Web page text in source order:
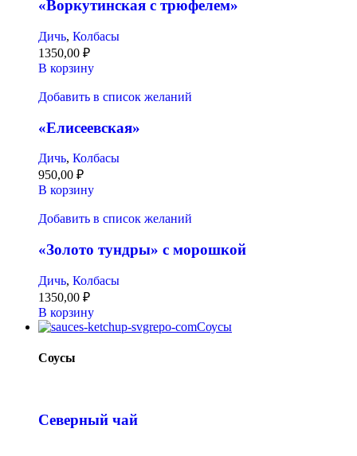
«Воркутинская с трюфелем»
Дичь, Колбасы
1350,00 ₽
В корзину
Добавить в список желаний
«Елисеевская»
Дичь, Колбасы
950,00 ₽
В корзину
Добавить в список желаний
«Золото тундры» с морошкой
Дичь, Колбасы
1350,00 ₽
В корзину
Соусы
Соусы
Северный чай